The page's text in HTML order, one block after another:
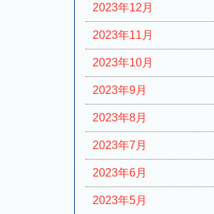
2023年12月
2023年11月
2023年10月
2023年9月
2023年8月
2023年7月
2023年6月
2023年5月